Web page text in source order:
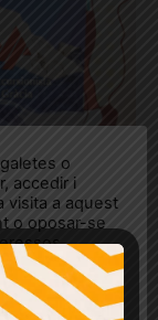
o
accedir i
visita a aquest
o oposar-se
"Ajustos de
en aquest